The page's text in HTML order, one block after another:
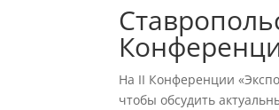
На II Конференции
чтобы обсудить